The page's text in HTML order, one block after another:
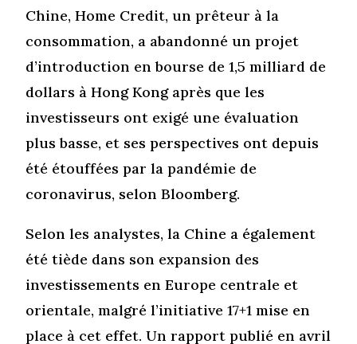
Chine, Home Credit, un prêteur à la
consommation, a abandonné un projet
d’introduction en bourse de 1,5 milliard de
dollars à Hong Kong après que les
investisseurs ont exigé une évaluation
plus basse, et ses perspectives ont depuis
été étouffées par la pandémie de
coronavirus, selon Bloomberg.
Selon les analystes, la Chine a également
été tiède dans son expansion des
investissements en Europe centrale et
orientale, malgré l’initiative 17+1 mise en
place à cet effet. Un rapport publié en avril